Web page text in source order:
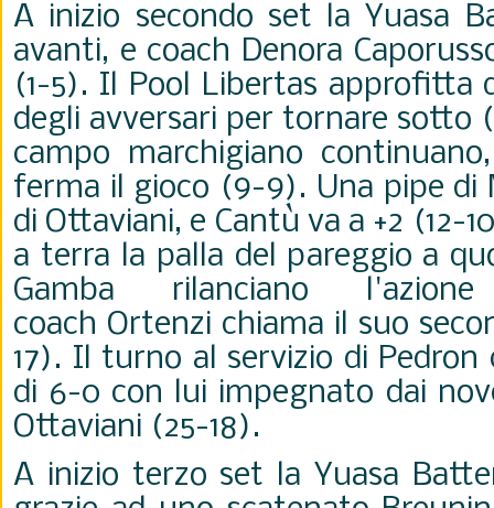
A inizio secondo set la Yuasa
avanti, e coach Denora
(1-5). Il Pool Libertas approfitta
degli avversari per tornare sotto
campo marchigiano
ferma il gioco (9-9). Una pipe di
di Ottaviani, e Cantù va a +2 (12-
a terra la palla del pareggio a
Gamba rilanciano
coach Ortenzi chiama il suo
17). Il turno al servizio di
di 6-0 con lui impegnato dai
Ottaviani (25-18).
A inizio terzo set la Yuasa